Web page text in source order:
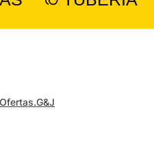
Ofertas.G&J